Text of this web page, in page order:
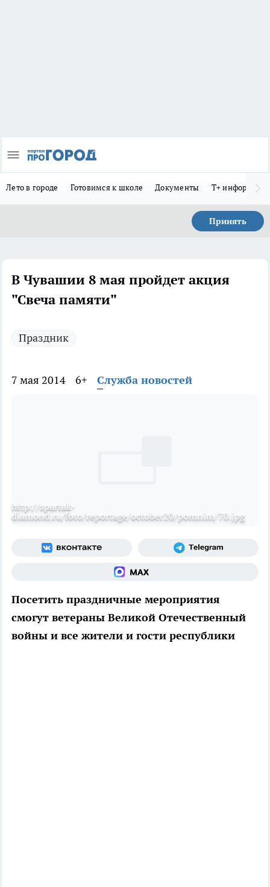
Лето в городе Готовимся к школе Документы Т+
Принять
В Чувашии 8 мая пройдет акция
"Свеча памяти"
Праздник
7 мая 2014 6+ Служба новостей
http://spartak-
diamond.ru/foto/reportage/october20/pomnim/70.jpg
Посетить праздничные мероприятия
смогут ветераны Великой Отечественный
войны и все жители и гости республики